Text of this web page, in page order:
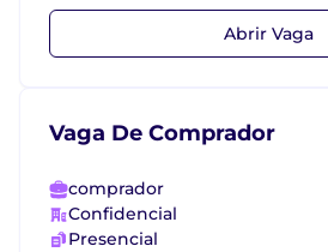
Abrir Vaga
Vaga De Comprador
comprador
Confidencial
Presencial